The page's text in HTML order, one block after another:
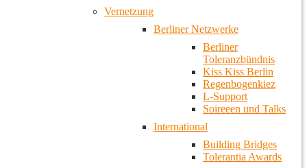
Vernetzung
Berliner Netzwerke
Berliner
Toleranzbündnis
Kiss Kiss Berlin
Regenbogenkiez
L-Support
Soireeen und Talks
International
Building Bridges
Tolerantia Awards